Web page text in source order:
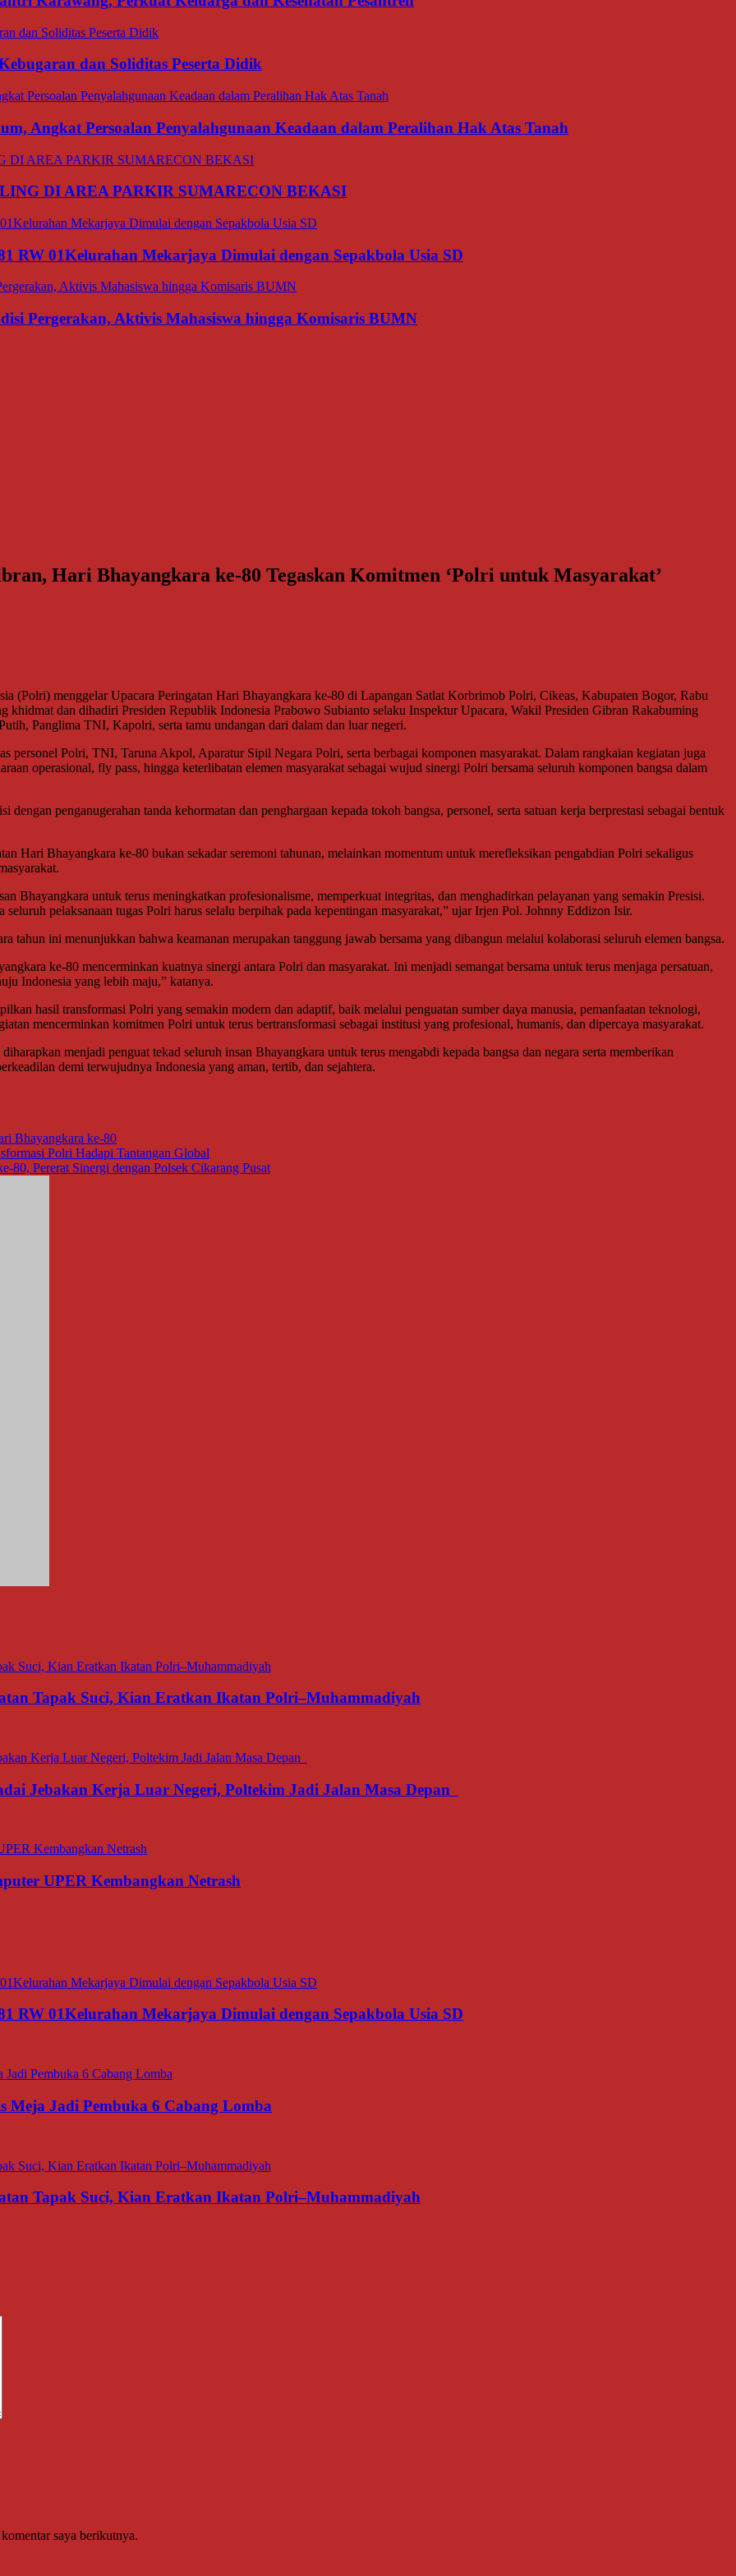
dan Soliditas Peserta Didik
Angkat Persoalan Penyalahgunaan Keadaan dalam Peralihan Hak Atas Tanah
DI AREA PARKIR SUMARECON BEKASI
RW 01Kelurahan Mekarjaya Dimulai dengan Sepakbola Usia SD
Pergerakan, Aktivis Mahasiswa hingga Komisaris BUMN
Hari Bhayangkara ke-80 Tegaskan Komitmen ‘Polri untuk Masyarakat’
menggelar Upacara Peringatan Hari Bhayangkara ke-80 di Lapangan Satlat Korbrimob Polri, Cikeas, Kabupaten Bogor, Rabu
khidmat dan dihadiri Presiden Republik Indonesia Prabowo Subianto selaku Inspektur Upacara, Wakil Presiden Gibran Rakabuming
Panglima TNI, Kapolri, serta tamu undangan dari dalam dan luar negeri.
personel Polri, TNI, Taruna Akpol, Aparatur Sipil Negara Polri, serta berbagai komponen masyarakat. Dalam rangkaian kegiatan juga
operasional, fly pass, hingga keterlibatan elemen masyarakat sebagai wujud sinergi Polri bersama seluruh komponen bangsa dalam
penganugerahan tanda kehormatan dan penghargaan kepada tokoh bangsa, personel, serta satuan kerja berprestasi sebagai bentuk
Hari Bhayangkara ke-80 bukan sekadar seremoni tahunan, melainkan momentum untuk merefleksikan pengabdian Polri sekaligus
Bhayangkara untuk terus meningkatkan profesionalisme, memperkuat integritas, dan menghadirkan pelayanan yang semakin Presisi.
pelaksanaan tugas Polri harus selalu berpihak pada kepentingan masyarakat,” ujar Irjen Pol. Johnny Eddizon Isir.
tahun ini menunjukkan bahwa keamanan merupakan tanggung jawab bersama yang dibangun melalui kolaborasi seluruh elemen bangsa.
ke-80 mencerminkan kuatnya sinergi antara Polri dan masyarakat. Ini menjadi semangat bersama untuk terus menjaga persatuan,
Indonesia yang lebih maju,” katanya.
hasil transformasi Polri yang semakin modern dan adaptif, baik melalui penguatan sumber daya manusia, pemanfaatan teknologi,
mencerminkan komitmen Polri untuk terus bertransformasi sebagai institusi yang profesional, humanis, dan dipercaya masyarakat.
menjadi penguat tekad seluruh insan Bhayangkara untuk terus mengabdi kepada bangsa dan negara serta memberikan
demi terwujudnya Indonesia yang aman, tertib, dan sejahtera.
Bhayangkara ke-80
Polri Hadapi Tantangan Global
Pererat Sinergi dengan Polsek Cikarang Pusat
Tapak Suci, Kian Eratkan Ikatan Polri–Muhammadiyah
Jebakan Kerja Luar Negeri, Poltekim Jadi Jalan Masa Depan
UPER Kembangkan Netrash
RW 01Kelurahan Mekarjaya Dimulai dengan Sepakbola Usia SD
Meja Jadi Pembuka 6 Cabang Lomba
Tapak Suci, Kian Eratkan Ikatan Polri–Muhammadiyah
saya berikutnya.